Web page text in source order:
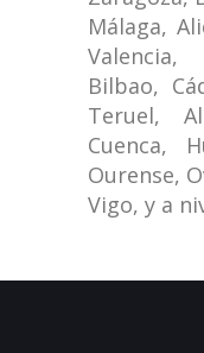
Málaga,
Bilbao,
Teruel,
Cuenca,
Ourense,
Vigo, y a